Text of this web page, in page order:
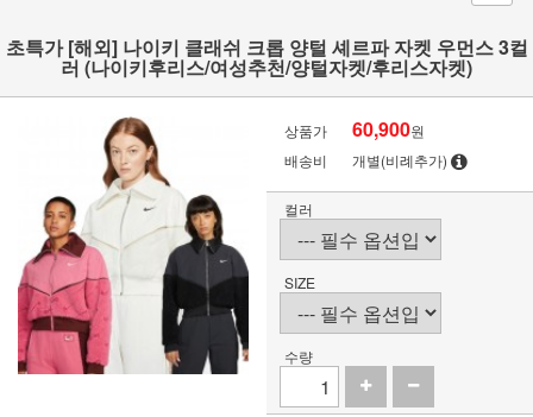
초특가 [해외] 나이키 클래쉬 크롭 양털 셰르파 자켓 우먼스 3컬
러 (나이키후리스/여성추천/양털자켓/후리스자켓)
상품가 60,900원
배송비
개별(비례추가)
컬러
SIZE
수량